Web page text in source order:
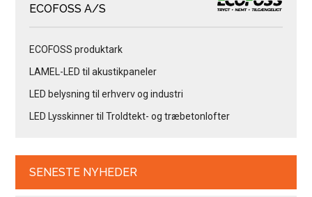
ECOFOSS A/S
ECOFOSS produktark
LAMEL-LED til akustikpaneler
LED belysning til erhverv og industri
LED Lysskinner til Troldtekt- og træbetonlofter
SENESTE NYHEDER